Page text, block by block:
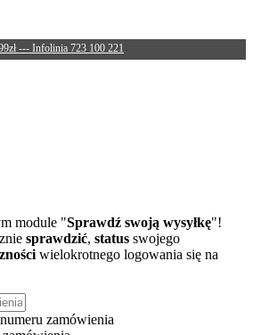
--- Infolinia 723 100 221
module "Sprawdź swoją wysyłkę"!
sprawdzić, status swojego
wielokrotnego logowania się na
zamówienia